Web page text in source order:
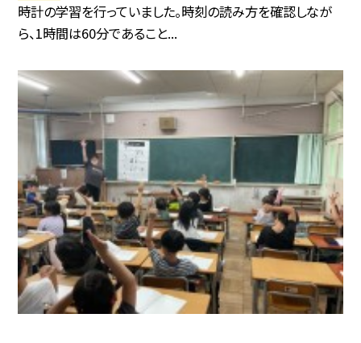
時計の学習を行っていました。時刻の読み方を確認しなが
ら、1時間は60分であること...